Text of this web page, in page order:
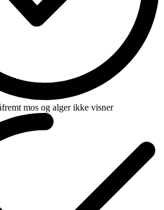
mos og alger ikke visner